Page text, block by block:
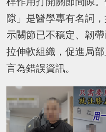
隙」是醫學專有名詞
示關節已不穩定、韌
拉伸軟組織，促進局
言為錯誤資訊。